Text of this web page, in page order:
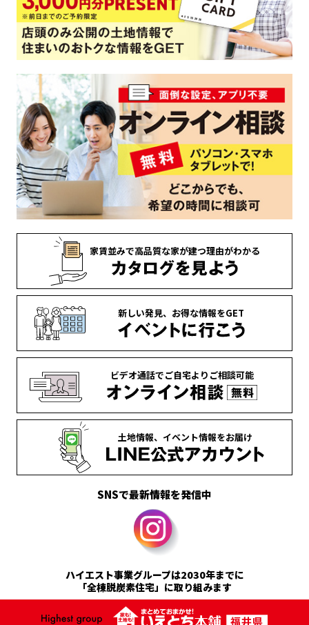
家賃並みで高品質な家が建つ理由がわかる
新しい発見、 お得な情報をGET
ビデオ通話でご自宅より ご相談可能
土地情報、 イベント情報をお届け
SNSで最新情報を発信中
ハイエスト事業グループは2030年までに
「全棟脱炭素住宅」に取り組みます